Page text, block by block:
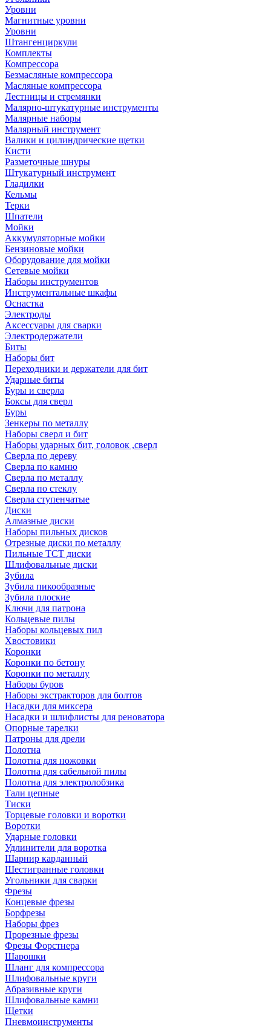
Уровни
Магнитные уровни
Уровни
Штангенциркули
Комплекты
Компрессора
Безмасляные компрессора
Масляные компрессора
Лестницы и стремянки
Малярно-штукатурные инструменты
Малярные наборы
Малярный инструмент
Валики и цилиндрические щетки
Кисти
Разметочные шнуры
Штукатурный инструмент
Гладилки
Кельмы
Терки
Шпатели
Мойки
Аккумуляторные мойки
Бензиновые мойки
Оборудование для мойки
Сетевые мойки
Наборы инструментов
Инструментальные шкафы
Оснастка
Электроды
Аксессуары для сварки
Электродержатели
Биты
Наборы бит
Переходники и держатели для бит
Ударные биты
Буры и сверла
Боксы для сверл
Буры
Зенкеры по металлу
Наборы сверл и бит
Наборы ударных бит, головок ,сверл
Сверла по дереву
Сверла по камню
Сверла по металлу
Сверла по стеклу
Сверла ступенчатые
Диски
Алмазные диски
Наборы пильных дисков
Отрезные диски по металлу
Пильные TCT диски
Шлифовальные диски
Зубила
Зубила пикообразные
Зубила плоские
Ключи для патрона
Кольцевые пилы
Наборы кольцевых пил
Хвостовики
Коронки
Коронки по бетону
Коронки по металлу
Наборы буров
Наборы экстракторов для болтов
Насадки для миксера
Насадки и шлифлисты для реноватора
Опорные тарелки
Патроны для дрели
Полотна
Полотна для ножовки
Полотна для сабельной пилы
Полотна для электролобзика
Тали цепные
Тиски
Торцевые головки и воротки
Воротки
Ударные головки
Удлинители для воротка
Шарнир карданный
Шестигранные головки
Угольники для сварки
Фрезы
Концевые фрезы
Борфрезы
Наборы фрез
Прорезные фрезы
Фрезы Форстнера
Шарошки
Шланг для компрессора
Шлифовальные круги
Абразивные круги
Шлифовальные камни
Щетки
Пневмоинструменты